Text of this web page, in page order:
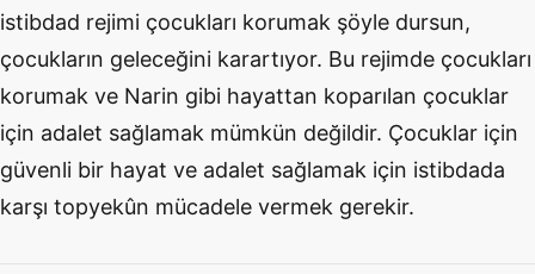
istibdad rejimi çocukları korumak şöyle dursun,
çocukların geleceğini karartıyor. Bu rejimde çocukları
korumak ve Narin gibi hayattan koparılan çocuklar
için adalet sağlamak mümkün değildir. Çocuklar için
güvenli bir hayat ve adalet sağlamak için istibdada
karşı topyekûn mücadele vermek gerekir.